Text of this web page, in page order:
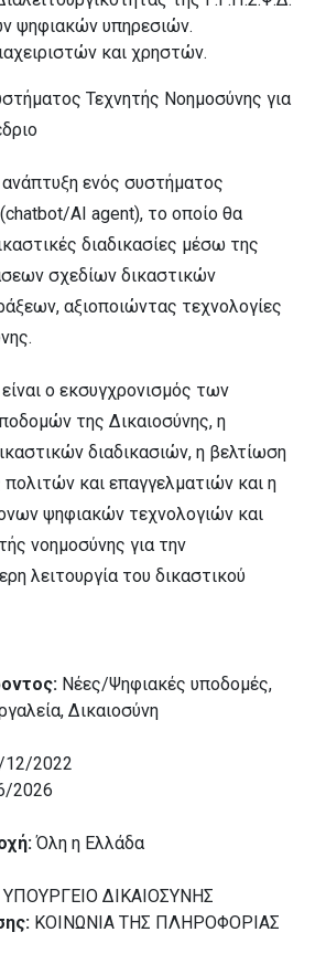
ψηφιακών υπηρεσιών.
και χρηστών.
Τεχνητής Νοημοσύνης για
ανάπτυξη ενός συστήματος
(chatbot/AI agent), το οποίο θα
διαδικασίες μέσω της
σχεδίων δικαστικών
αξιοποιώντας τεχνολογίες
ο εκσυγχρονισμός των
της Δικαιοσύνης, η
διαδικασιών, η βελτίωση
και επαγγελματιών και η
ψηφιακών τεχνολογιών και
νοημοσύνης για την
λειτουργία του δικαστικού
Νέες/Ψηφιακές υποδομές,
Δικαιοσύνη
12/2022
2026
Όλη η Ελλάδα
ΥΠΟΥΡΓΕΙΟ ΔΙΚΑΙΟΣΥΝΗΣ
ΚΟΙΝΩΝΙΑ ΤΗΣ ΠΛΗΡΟΦΟΡΙΑΣ